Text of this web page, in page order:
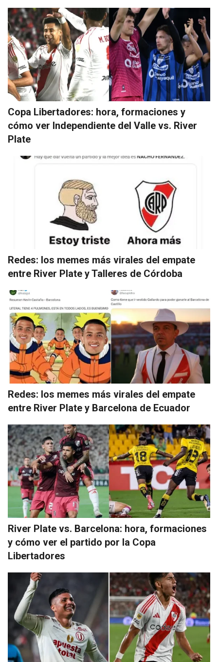
Copa Libertadores: hora, formaciones y
cómo ver Independiente del Valle vs. River
Plate
Redes: los memes más virales del empate
entre River Plate y Talleres de Córdoba
Redes: los memes más virales del empate
entre River Plate y Barcelona de Ecuador
River Plate vs. Barcelona: hora, formaciones
y cómo ver el partido por la Copa
Libertadores